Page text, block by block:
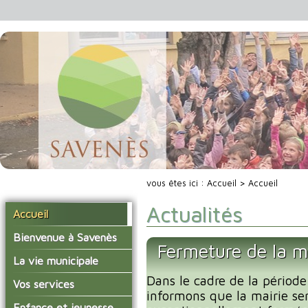
Accueil
Bienvenue à Savenès
Situer Savenès
Savenès en chiffre
L'histoire du village
La vie municipale
Vos élus
Les compte-rendus du
Vos services
La mairie
vous êtes ici : Accueil > Accueil
Actualités
Fermeture de la
Dans le cadre de la
informons que la mairie